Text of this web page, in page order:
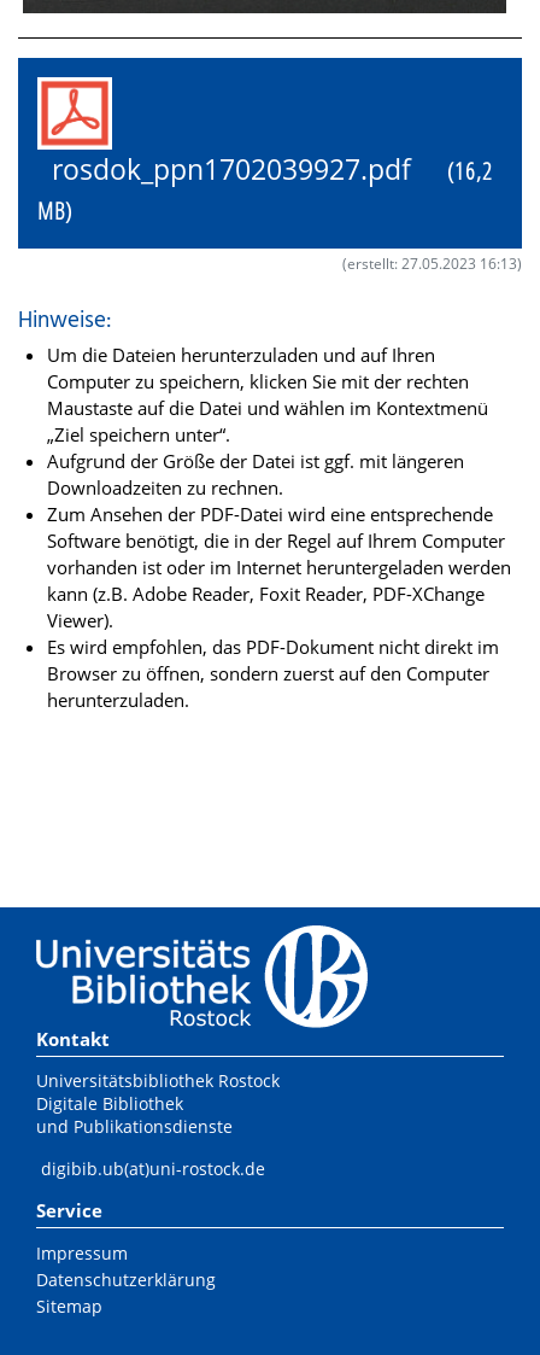
rosdok_ppn1702039927.pdf
(16,2
MB)
(erstellt: 27.05.2023 16:13)
Hinweise:
Um die Dateien herunterzuladen und auf Ihren
Computer zu speichern, klicken Sie mit der rechten
Maustaste auf die Datei und wählen im Kontextmenü
„Ziel speichern unter“.
Aufgrund der Größe der Datei ist ggf. mit längeren
Downloadzeiten zu rechnen.
Zum Ansehen der PDF-Datei wird eine entsprechende
Software benötigt, die in der Regel auf Ihrem Computer
vorhanden ist oder im Internet heruntergeladen werden
kann (z.B. Adobe Reader, Foxit Reader, PDF-XChange
Viewer).
Es wird empfohlen, das PDF-Dokument nicht direkt im
Browser zu öffnen, sondern zuerst auf den Computer
herunterzuladen.
Kontakt
Universitätsbibliothek Rostock
Digitale Bibliothek
und Publikationsdienste
digibib.ub(at)uni-rostock.de
Service
Impressum
Datenschutzerklärung
Sitemap